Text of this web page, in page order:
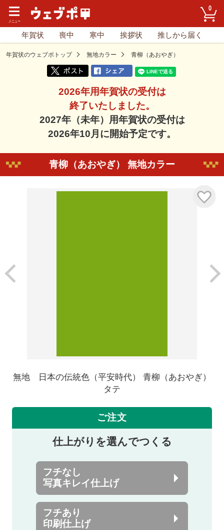
0
年賀状 喪中 寒中 挨拶状 推しから届く
年賀状のウェブポトップ 無地カラー 青柳（あおやぎ）
2026年用年賀状の受付は
終了いたしました。
2027年（未年）用年賀状の受付は
2026年10月に開始予定です。
青柳（あおやぎ） 無地カラー
無地 日本の伝統色（平安時代） 青柳（あおやぎ）
タテ
ご注文
仕上がりを選んでつくる
フチなし
写真キレイ仕上げ
フチあり
印刷仕上げ